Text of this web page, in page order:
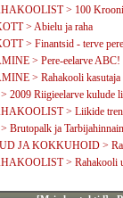
> 100 Krooni
> Abielu ja raha
> Finantsid - terve
> Pere-eelarve ABC!
> Rahakooli kasutaja
2009 Riigieelarve kulude
> Liikide
Brutopalk ja
JA KOKKUHOID >
> Rahakooli